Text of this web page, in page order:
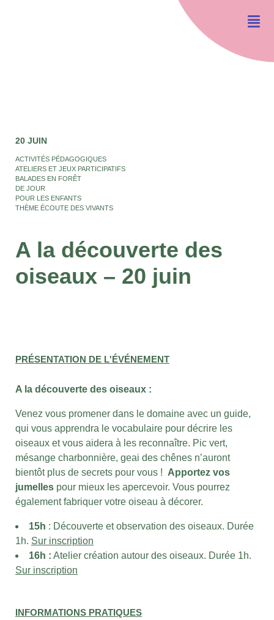
20 JUIN
ACTIVITÉS PÉDAGOGIQUES
ATELIERS ET JEUX PARTICIPATIFS
BALADES EN FORÊT
DE JOUR
POUR LES ENFANTS
THÈME ÉCOUTE DES VIVANTS
A la découverte des
oiseaux – 20 juin
PRÉSENTATION DE L'ÉVÉNEMENT
A la découverte des oiseaux :
Venez vous promener dans le domaine avec un guide,
qui vous apprendra le vocabulaire pour décrire les
oiseaux et vous aidera à les reconnaître. Pic vert,
mésange charbonnière, geai des chênes n’auront
bientôt plus de secrets pour vous ! Apportez vos
jumelles pour mieux les apercevoir. Vous pourrez
également fabriquer votre oiseau à décorer.
15h : Découverte et observation des oiseaux. Durée
1h. Sur inscription
16h : Atelier création autour des oiseaux. Durée 1h.
Sur inscription
INFORMATIONS PRATIQUES